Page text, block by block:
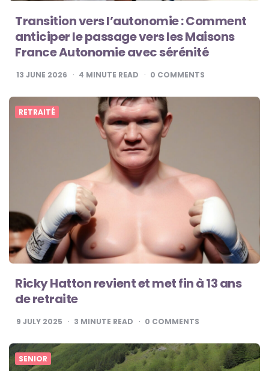
Transition vers l’autonomie : Comment
anticiper le passage vers les Maisons
France Autonomie avec sérénité
13 JUNE 2026 4 MINUTE READ 0 COMMENTS
RETRAITÉ
Ricky Hatton revient et met fin à 13 ans
de retraite
9 JULY 2025 3 MINUTE READ 0 COMMENTS
SENIOR